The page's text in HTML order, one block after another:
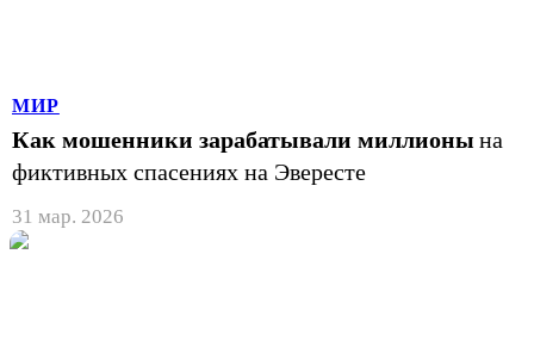
МИР
Как мошенники зарабатывали миллионы на
фиктивных спасениях на Эвересте
31 мар. 2026